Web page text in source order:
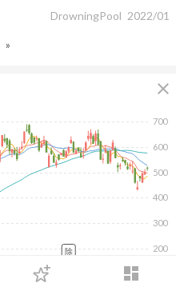
dashboard
登入
DrowningPool 2022/01
»
close
2026/05/26 2026/07/14
200
300
400
500
600
700
除